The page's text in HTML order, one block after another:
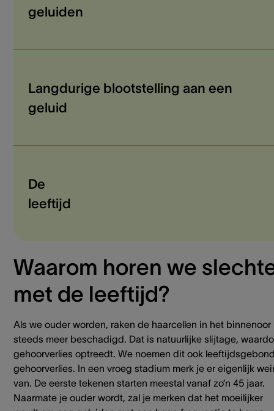
geluiden
Langdurige blootstelling aan een
geluid
De
leeftijd
Waarom horen we
met de leeftijd?
Als we ouder worden, raken de haarcellen in het binnenoor
steeds meer beschadigd. Dat is natuurlijke slijtage,
gehoorverlies optreedt. We noemen dit ook
gehoorverlies. In een vroeg stadium merk je er eigenlijk
van. De eerste tekenen starten meestal vanaf zo’n 45 jaar.
Naarmate je ouder wordt, zal je merken dat het moeilijker